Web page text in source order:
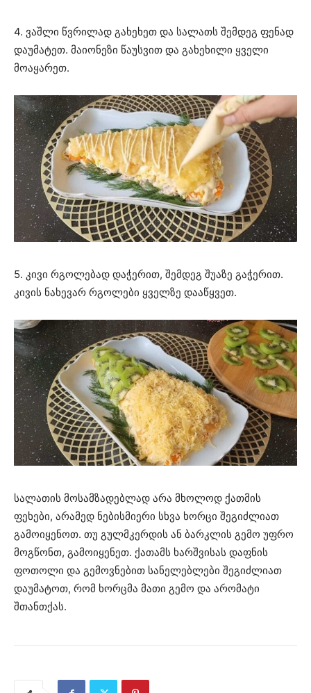
4. ვაშლი წვრილად გახეხეთ და სალათს შემდეგ ფენად
დაუმატეთ. მაიონეზი წაუსვით და გახეხილი ყველი
მოაყარეთ.
5. კივი რგოლებად დაჭერით, შემდეგ შუაზე გაჭერით.
კივის ნახევარ რგოლები ყველზე დააწყვეთ.
სალათის მოსამზადებლად არა მხოლოდ ქათმის
ფეხები, არამედ ნებისმიერი სხვა ხორცი შეგიძლიათ
გამოიყენოთ. თუ გულმკერდის ან ბარკლის გემო უფრო
მოგწონთ, გამოიყენეთ. ქათამს ხარშვისას დაფნის
ფოთოლი და გემოვნებით სანელებლები შეგიძლიათ
დაუმატოთ, რომ ხორცმა მათი გემო და არომატი
შთანთქას.